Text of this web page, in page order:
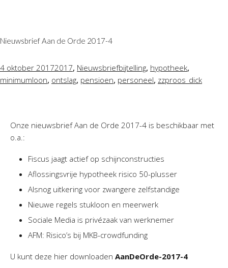
Nieuwsbrief Aan de Orde 2017-4
4 oktober 20172017, Nieuwsbriefbijtelling, hypotheek,
minimumloon, ontslag, pensioen, personeel, zzproos_dick
Onze nieuwsbrief Aan de Orde 2017-4 is beschikbaar met
o.a.:
Fiscus jaagt actief op schijnconstructies
Aflossingsvrije hypotheek risico 50-plusser
Alsnog uitkering voor zwangere zelfstandige
Nieuwe regels stukloon en meerwerk
Sociale Media is privézaak van werknemer
AFM: Risico’s bij MKB-crowdfunding
U kunt deze hier downloaden AanDeOrde-2017-4